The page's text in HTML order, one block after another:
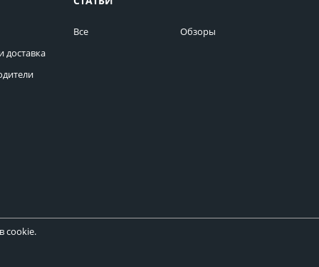
доставка
Все Обзоры
cookie.